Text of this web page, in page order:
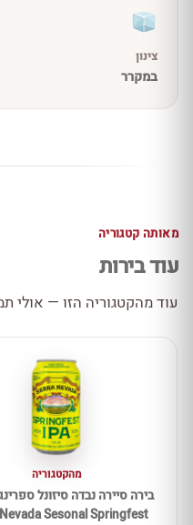
צינון
במקרר
מאותה קטגוריה
עוד בירות
עוד מהקטגוריה הזו —
מהקטגוריה
בירה סיירה נבדה סיזונל
Sesonal Springfest